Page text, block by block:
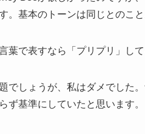
。基本のトーンは同じとのこと
葉で表すなら「プリプリ」して
でしょうが、私はダメでした
ず基準にしていたと思います。